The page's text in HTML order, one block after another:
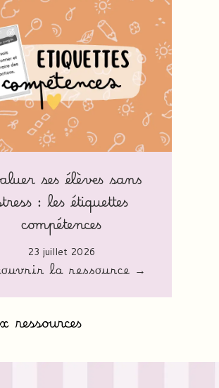
ses élèves sans
: les étiquettes
compétences
23 juillet 2026
la ressource →
ressources